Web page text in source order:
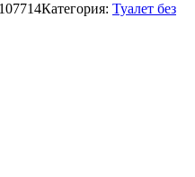
Категория: Туалет без